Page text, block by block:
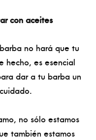
con aceites
no hará que tu
hecho, es esencial
dar a tu barba un
no sólo estamos
también estamos